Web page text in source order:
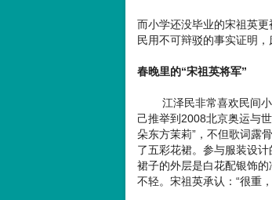
而小学还没毕业的宋祖英
民用不可辩驳的事实证明，
春晚里的“宋祖英将军”
江泽民非常喜欢民间小调
己推举到2008北京奥运与
朵东方茉莉”，不但歌词露
了五彩花裙。参与服装设
裙子的外层是白花配银饰
不轻。宋祖英承认：“很重